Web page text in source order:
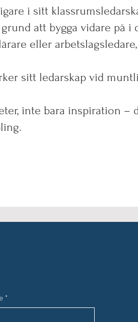
i sitt
att bygga vidare på i
eller
sitt ledarskap vid
inte bara inspiration
*